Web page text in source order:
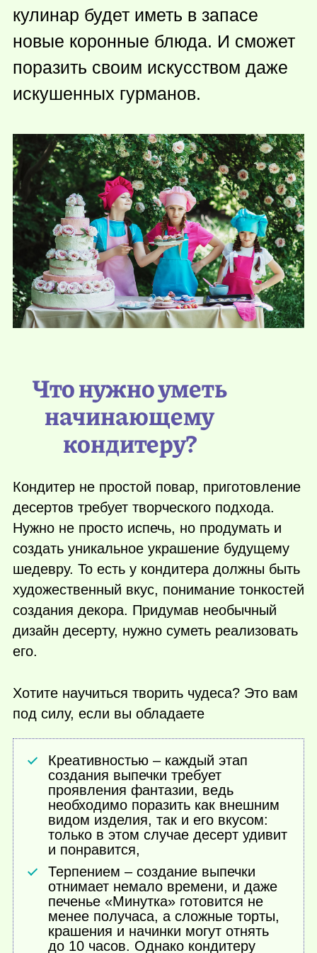
кулинар будет иметь в запасе
новые коронные блюда. И сможет
поразить своим искусством даже
искушенных гурманов.
Что нужно уметь
начинающему
кондитеру?
Кондитер не простой повар, приготовление
десертов требует творческого подхода.
Нужно не просто испечь, но продумать и
создать уникальное украшение будущему
шедевру. То есть у кондитера должны быть
художественный вкус, понимание тонкостей
создания декора. Придумав необычный
дизайн десерту, нужно суметь реализовать
его.
Хотите научиться творить чудеса? Это вам
под силу, если вы обладаете
Креативностью – каждый этап
создания выпечки требует
проявления фантазии, ведь
необходимо поразить как внешним
видом изделия, так и его вкусом:
только в этом случае десерт удивит
и понравится,
Терпением – создание выпечки
отнимает немало времени, и даже
печенье «Минутка» готовится не
менее получаса, а сложные торты,
крашения и начинки могут отнять
до 10 часов. Однако кондитеру